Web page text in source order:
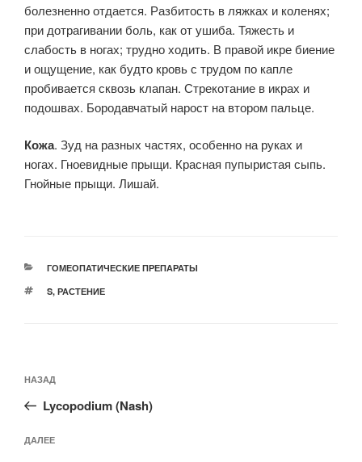
болезненно отдается. Разбитость в ляжках и коленях;
при дотрагивании боль, как от ушиба. Тяжесть и
слабость в ногах; трудно ходить. В правой икре биение
и ощущение, как будто кровь с трудом по капле
пробивается сквозь клапан. Стрекотание в икрах и
подошвах. Бородавчатый нарост на втором пальце.
Кожа. Зуд на разных частях, особенно на руках и
ногах. Гное­видные прыщи. Красная пупыристая сыпь.
Гнойные прыщи. Лишай.
РУБРИКИ
ГОМЕОПАТИЧЕСКИЕ ПРЕПАРАТЫ
МЕТКИ
S, РАСТЕНИЕ
по
записям
Предыдущая
запись:
НАЗАД
Lycopodium (Nash)
Следующая
ДАЛЕЕ